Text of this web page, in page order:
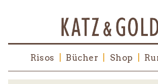
Risos Bücher Shop